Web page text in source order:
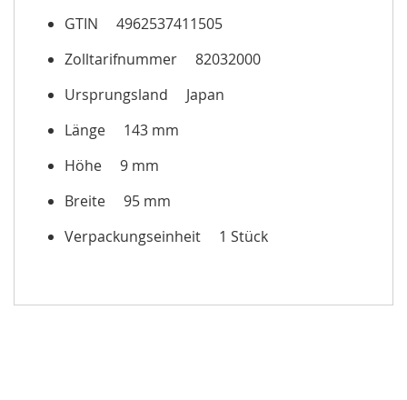
GTIN 4962537411505
Zolltarifnummer 82032000
Ursprungsland Japan
Länge 143 mm
Höhe 9 mm
Breite 95 mm
Verpackungseinheit 1 Stück